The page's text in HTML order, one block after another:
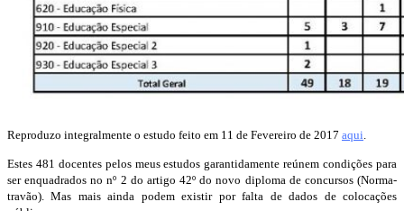
Reproduzo integralmente o estudo feito em 11 de Fevereiro de 2017 aqui.
Estes 481 docentes pelos meus estudos garantidamente reúnem condições para
ser enquadrados no nº 2 do artigo 42º do novo diploma de concursos (Norma-
travão). Mas mais ainda podem existir por falta de dados de colocações